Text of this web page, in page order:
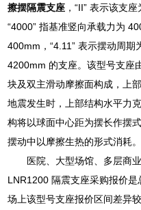
擦摆隔震支座 ，“II” 表示该支
“4000” 指基准竖向承载力为
400mm，“4.11” 表示摆动周
4200mm 的支座。该型号支座
块及双主滑动摩擦面构成，上
地震发生时，上部结构水平力
构将以球面中心距为摆长作摆
摆动中以摩擦生热的形式消耗。
医院、大型场馆、多层商
LNR1200 隔震支座采购报价
场上该型号支座报价区间差异